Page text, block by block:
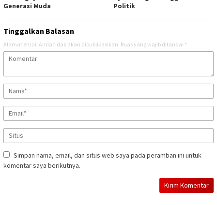
Generasi Muda
Politik
Tinggalkan Balasan
Alamat email Anda tidak akan dipublikasikan. Ruas yang wajib ditandai *
Simpan nama, email, dan situs web saya pada peramban ini untuk
komentar saya berikutnya.